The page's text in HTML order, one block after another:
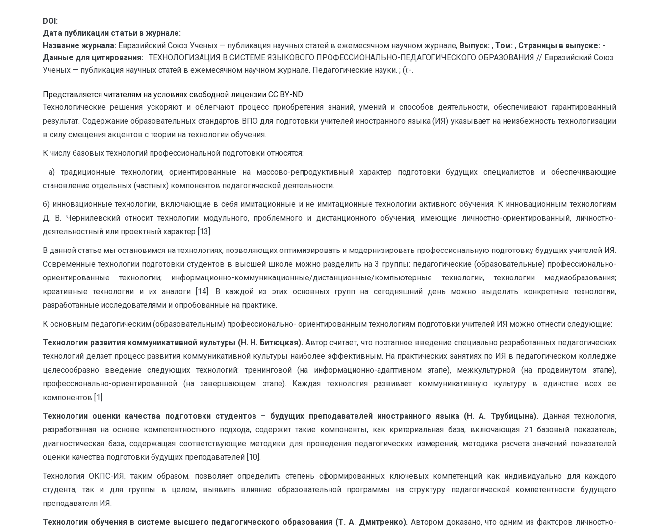
DOI:
Дата публикации статьи в журнале:
Название журнала: Евразийский Союз Ученых — публикация научных статей в ежемесячном научном журнале, Выпуск: , Том: , Страницы в выпуске: -
Данные для цитирования: . ТЕХНОЛОГИЗАЦИЯ В СИСТЕМЕ ЯЗЫКОВОГО ПРОФЕССИОНАЛЬНО-ПЕДАГОГИЧЕСКОГО ОБРАЗОВАНИЯ // Евразийский Союз
Ученых — публикация научных статей в ежемесячном научном журнале. Педагогические науки. ; ():-.
Представляется читателям на условиях свободной лицензии CC BY-ND
Технологические решения ускоряют и облегчают процесс приобретения знаний, умений и способов деятельности, обеспечивают гарантированный
результат. Содержание образовательных стандартов ВПО для подготовки учителей иностранного языка (ИЯ) указывает на неизбежность технологизации
в силу смещения акцентов с теории на технологии обучения.
К числу базовых технологий профессиональной подготовки относятся:
а) традиционные технологии, ориентированные на массово-репродуктивный характер подготовки будущих специалистов и обеспечивающие
становление отдельных (частных) компонентов педагогической деятельности.
б) инновационные технологии, включающие в себя имитационные и не имитационные технологии активного обучения. К инновационным технологиям
Д. В. Чернилевский относит технологии модульного, проблемного и дистанционного обучения, имеющие личностно-ориентированный, личностно-
деятельностный или проектный характер [13].
В данной статье мы остановимся на технологиях, позволяющих оптимизировать и модернизировать профессиональную подготовку будущих учителей ИЯ.
Современные технологии подготовки студентов в высшей школе можно разделить на 3 группы: педагогические (образовательные) профессионально-
ориентированные технологии; информационно-коммуникационные/дистанционные/компьютерные технологии, технологии медиаобразования;
креативные технологии и их аналоги [14]. В каждой из этих основных групп на сегодняшний день можно выделить конкретные технологии,
разработанные исследователями и опробованные на практике.
К основным педагогическим (образовательным) профессионально- ориентированным технологиям подготовки учителей ИЯ можно отнести следующие:
Технологии развития коммуникативной культуры (Н. Н. Битюцкая). Автор считает, что поэтапное введение специально разработанных педагогических
технологий делает процесс развития коммуникативной культуры наиболее эффективным. На практических занятиях по ИЯ в педагогическом колледже
целесообразно введение следующих технологий: тренинговой (на информационно-адаптивном этапе), межкультурной (на продвинутом этапе),
профессионально-ориентированной (на завершающем этапе). Каждая технология развивает коммуникативную культуру в единстве всех ее
компонентов [1].
Технологии оценки качества подготовки студентов – будущих преподавателей иностранного языка (Н. А. Трубицына). Данная технология,
разработанная на основе компетентностного подхода, содержит такие компоненты, как критериальная база, включающая 21 базовый показатель;
диагностическая база, содержащая соответствующие методики для проведения педагогических измерений; методика расчета значений показателей
оценки качества подготовки будущих преподавателей [10].
Технология ОКПС-ИЯ, таким образом, позволяет определить степень сформированных ключевых компетенций как индивидуально для каждого
студента, так и для группы в целом, выявить влияние образовательной программы на структуру педагогической компетентности будущего
преподавателя ИЯ.
Технологии обучения в системе высшего педагогического образования (Т. А. Дмитренко). Автором доказано, что одним из факторов личностно-